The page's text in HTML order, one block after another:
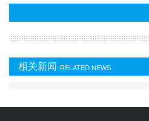
相关新闻 RELATED NEWS